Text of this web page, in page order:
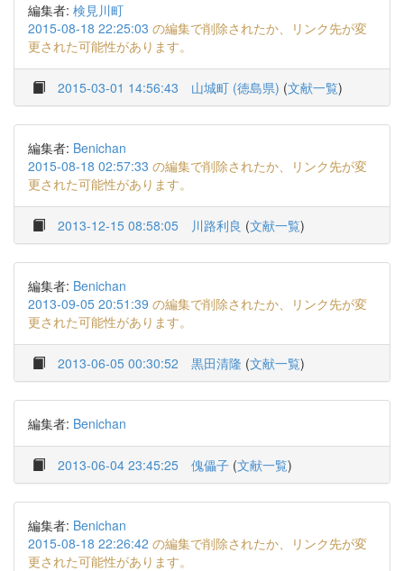
編集者: 検見川町
2015-08-18 22:25:03 の編集で削除されたか、リンク先が変
更された可能性があります。
2015-03-01 14:56:43 山城町 (徳島県) (文献一覧)
編集者: Benichan
2015-08-18 02:57:33 の編集で削除されたか、リンク先が変
更された可能性があります。
2013-12-15 08:58:05 川路利良 (文献一覧)
編集者: Benichan
2013-09-05 20:51:39 の編集で削除されたか、リンク先が変
更された可能性があります。
2013-06-05 00:30:52 黒田清隆 (文献一覧)
編集者: Benichan
2013-06-04 23:45:25 傀儡子 (文献一覧)
編集者: Benichan
2015-08-18 22:26:42 の編集で削除されたか、リンク先が変
更された可能性があります。